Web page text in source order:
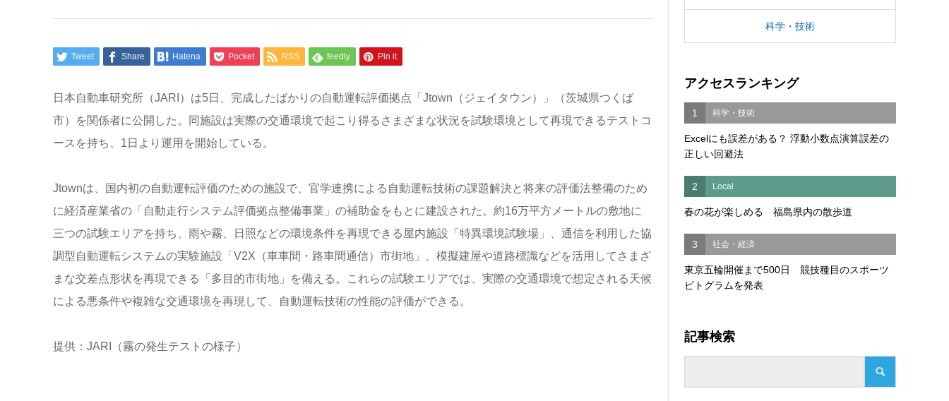
Tweet Share Hatena Pocket RSS feedly Pin it
日本自動車研究所（JARI）は5日、完成したばかりの自動運転評価拠点「Jtown（ジェイタウン）」（茨城県つくば
市）を関係者に公開した。同施設は実際の交通環境で起こり得るさまざまな状況を試験環境として再現できるテストコ
ースを持ち、1日より運用を開始している。
Jtownは、国内初の自動運転評価のための施設で、官学連携による自動運転技術の課題解決と将来の評価法整備のため
に経済産業省の「自動走行システム評価拠点整備事業」の補助金をもとに建設された。約16万平方メートルの敷地に
三つの試験エリアを持ち、雨や霧、日照などの環境条件を再現できる屋内施設「特異環境試験場」、通信を利用した協
調型自動運転システムの実験施設「V2X（車車間・路車間通信）市街地」、模擬建屋や道路標識などを活用してさまざ
まな交差点形状を再現できる「多目的市街地」を備える。これらの試験エリアでは、実際の交通環境で想定される天候
による悪条件や複雑な交通環境を再現して、自動運転技術の性能の評価ができる。
提供：JARI（霧の発生テストの様子）
科学・技術
アクセスランキング
1 科学・技術
Excelにも誤差がある？ 浮動小数点演算誤差の
正しい回避法
2 Local
春の花が楽しめる 福島県内の散歩道
3 社会・経済
東京五輪開催まで500日 競技種目のスポーツ
ピトグラムを発表
記事検索